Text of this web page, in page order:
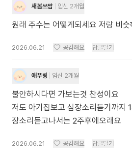
새봄쓰맘 임신 2개월
원래 주수는 어떻게되세요 저랑 비슷
2026.06.21 공감해요 답글달기
애푸링 임신 2개월
불안하시다면 가보는것 찬성이요
저도 아기집보고 심장소리듣기까지
장소리듣고나서는 2주후에오래요
2026.06.21 공감해요 답글달기